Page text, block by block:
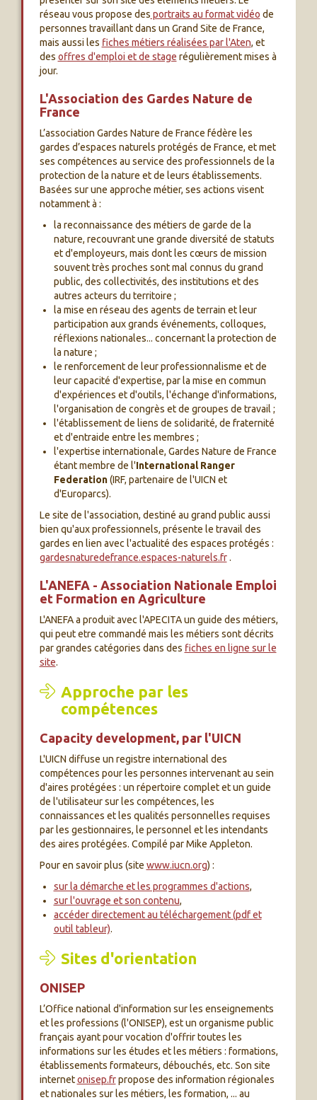
réseau vous propose des portraits au format vidéo de
personnes travaillant dans un Grand Site de France,
mais aussi les fiches métiers réalisées par l'Aten, et
des offres d'emploi et de stage régulièrement mises à
jour.
L'Association des Gardes Nature de
France
L’association Gardes Nature de France fédère les
gardes d’espaces naturels protégés de France, et met
ses compétences au service des professionnels de la
protection de la nature et de leurs établissements.
Basées sur une approche métier, ses actions visent
notamment à :
la reconnaissance des métiers de garde de la
nature, recouvrant une grande diversité de statuts
et d'employeurs, mais dont les cœurs de mission
souvent très proches sont mal connus du grand
public, des collectivités, des institutions et des
autres acteurs du territoire ;
la mise en réseau des agents de terrain et leur
participation aux grands événements, colloques,
réflexions nationales... concernant la protection de
la nature ;
le renforcement de leur professionnalisme et de
leur capacité d'expertise, par la mise en commun
d'expériences et d'outils, l'échange d'informations,
l'organisation de congrès et de groupes de travail ;
l'établissement de liens de solidarité, de fraternité
et d'entraide entre les membres ;
l'expertise internationale, Gardes Nature de France
étant membre de l'International Ranger
Federation(IRF, partenaire de l'UICN et
d'Europarcs).
Le site de l'association, destiné au grand public aussi
bien qu'aux professionnels, présente le travail des
gardes en lien avec l'actualité des espaces protégés :
gardesnaturedefrance.espaces-naturels.fr.
L'ANEFA - Association Nationale Emploi
et Formation en Agriculture
L'ANEFA a produit avec l'APECITA un guide des métiers,
qui peut etre commandé mais les métiers sont décrits
par grandes catégories dans des fiches en ligne sur le
site.
Approche par les
compétences
Capacity development, par l'UICN
L'UICN diffuse un registre international des
compétences pour les personnes intervenant au sein
d'aires protégées : un répertoire complet et un guide
de l'utilisateur sur les compétences, les
connaissances et les qualités personnelles requises
par les gestionnaires, le personnel et les intendants
des aires protégées. Compilé par Mike Appleton.
Pour en savoir plus (site www.iucn.org) :
sur la démarche et les programmes d'actions,
sur l'ouvrage et son contenu,
accéder directement au téléchargement (pdf et
outil tableur).
Sites d'orientation
ONISEP
L’Office national d'information sur les enseignements
et les professions (l'ONISEP), est un organisme public
français ayant pour vocation d'offrir toutes les
informations sur les études et les métiers : formations,
établissements formateurs, débouchés, etc. Son site
internetonisep.frpropose des information régionales
et nationales sur les métiers, les formation, ... au